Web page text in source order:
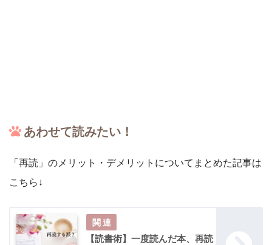
あわせて読みたい！
「再読」のメリット・デメリットについてまとめた記事は
こちら↓
【読書術】一度読んだ本、再読